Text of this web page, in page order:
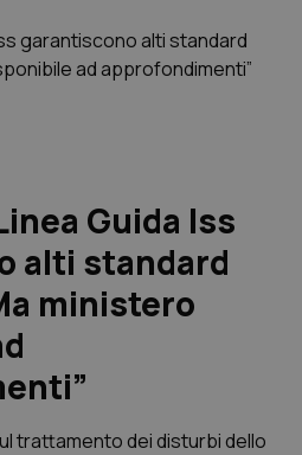
Guida Iss
alti standard
ministero
trattamento dei disturbi dello